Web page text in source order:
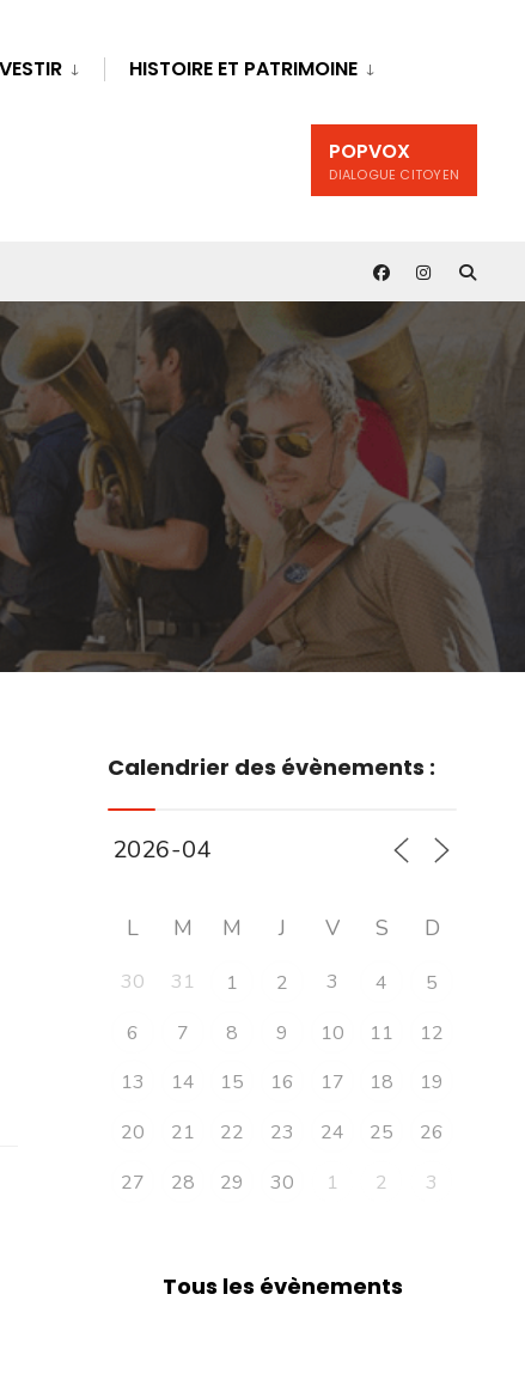
HISTOIRE ET PATRIMOINE
POPVOX
DIALOGUE CITOYEN
Calendrier des évènements :
L M M J V S D
30 31 1 2 3 4
5
6
7 8 9 10 11
12
13
14 15 16 17 18
19
20
21 22 23 24 25
26
27
28 29 30 1 2 3
Tous les évènements